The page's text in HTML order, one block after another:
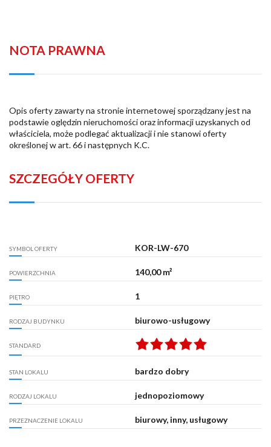
NOTA PRAWNA
Opis oferty zawarty na stronie internetowej sporządzany jest na
podstawie oględzin nieruchomości oraz informacji uzyskanych od
właściciela, może podlegać aktualizacji i nie stanowi oferty
określonej w art. 66 i następnych K.C.
SZCZEGÓŁY OFERTY
SYMBOL OFERTY KOR-LW-670
POWIERZCHNIA 140,00 m²
PIĘTRO 1
RODZAJ BUDYNKU biurowo-usługowy
STANDARD
STAN LOKALU bardzo dobry
RODZAJ LOKALU jednopoziomowy
PRZEZNACZENIE LOKALU biurowy, inny, usługowy